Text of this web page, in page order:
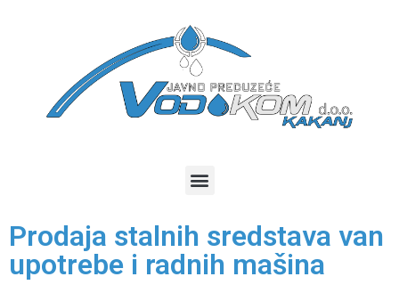
Prodaja stalnih sredstava van
upotrebe i radnih mašina